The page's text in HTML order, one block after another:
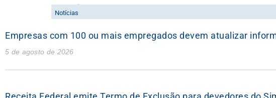
NOTÍCIAS
Notícias
Empresas com 100 ou mais empregados devem atualizar
5 de agosto de 2026